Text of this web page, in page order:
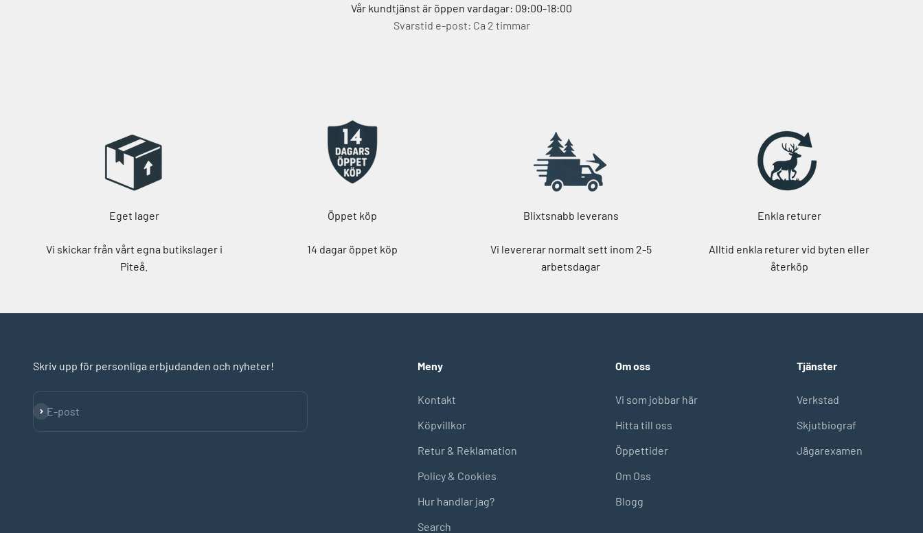
Vår kundtjänst är öppen vardagar: 09:00-18:00
Svarstid e-post: Ca 2 timmar
Eget lager
Vi skickar från vårt egna butikslager i
Piteå.
Öppet köp
14 dagar öppet köp
Blixtsnabb leverans
Vi levererar normalt sett inom 2-5
arbetsdagar
Enkla returer
Alltid enkla returer vid byten eller
återköp
Skriv upp för personliga erbjudanden och nyheter!
E-post
Prenumerera
Meny
Kontakt
Köpvillkor
Retur & Reklamation
Policy & Cookies
Hur handlar jag?
Search
Om oss
Vi som jobbar här
Hitta till oss
Öppettider
Om Oss
Blogg
Tjänster
Verkstad
Skjutbiograf
Jägarexamen